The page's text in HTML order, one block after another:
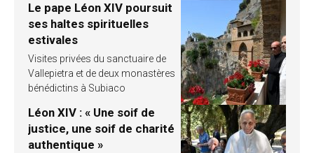
Le pape Léon XIV poursuit
ses haltes spirituelles
estivales
Visites privées du sanctuaire de
Vallepietra et de deux monastères
bénédictins à Subiaco
Léon XIV : « Une soif de
justice, une soif de charité
authentique »